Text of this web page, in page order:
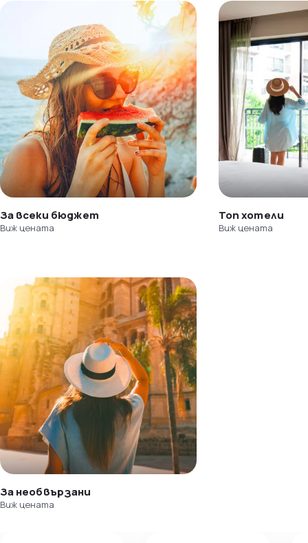
За всеки бюджет
Виж цената
Топ хотели
Виж цената
За необвързани
Виж цената